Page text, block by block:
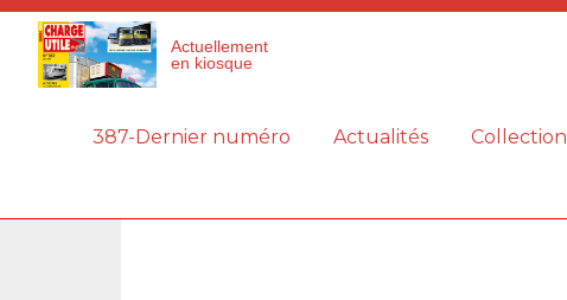
Actuellement
en kiosque
387-Dernier numéro Actualités Collection
Panneau de gestion des cookies